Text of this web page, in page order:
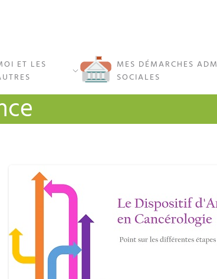
ET LES
MES DÉMARCHES
SOCIALES